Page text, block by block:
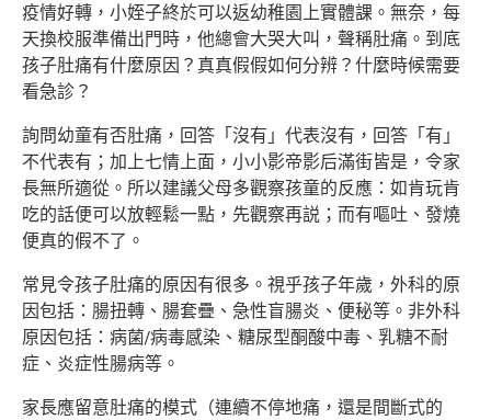
疫情好轉，小姪子終於可以返幼稚園上實體課。無奈，每
天換校服準備出門時，他總會大哭大叫，聲稱肚痛。到底
孩子肚痛有什麼原因？真真假假如何分辨？什麼時候需要
看急診？
詢問幼童有否肚痛，回答「沒有」代表沒有，回答「有」
不代表有；加上七情上面，小小影帝影后滿街皆是，令家
長無所適從。所以建議父母多觀察孩童的反應：如肯玩肯
吃的話便可以放輕鬆一點，先觀察再説；而有嘔吐、發燒
便真的假不了。
常見令孩子肚痛的原因有很多。視乎孩子年歲，外科的原
因包括：腸扭轉、腸套疊、急性盲腸炎、便秘等。非外科
原因包括：病菌/病毒感染、糖尿型酮酸中毒、乳糖不耐
症、炎症性腸病等。
家長應留意肚痛的模式（連續不停地痛，還是間斷式的